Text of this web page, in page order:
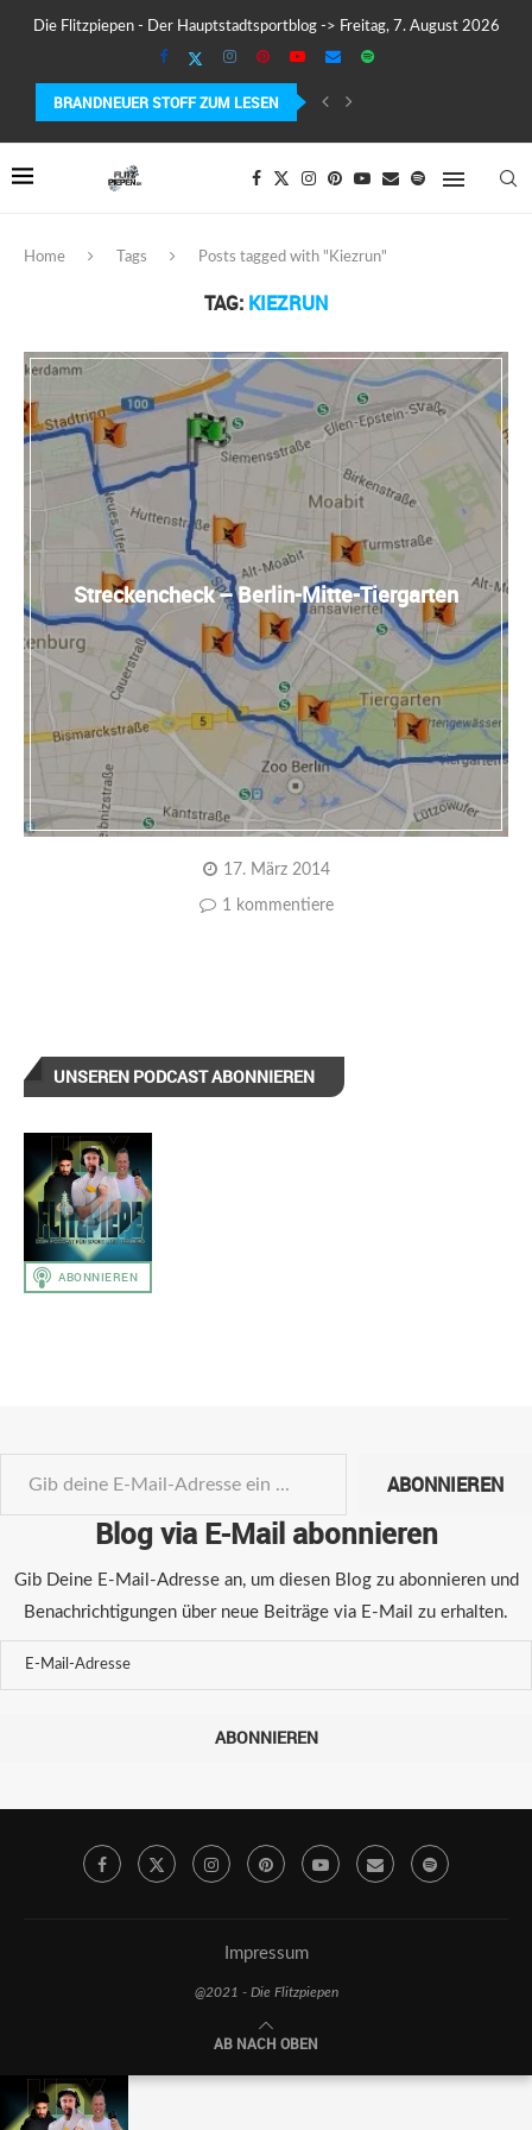
Die Flitzpiepen - Der Hauptstadtsportblog -> Freitag, 7. August 2026
BRANDNEUER STOFF ZUM LESEN
COROS PACE 4 IM TEST – LEICHT, SCHNELL...
Home Tags Posts tagged with "Kiezrun"
TAG: KIEZRUN
Streckencheck – Berlin-Mitte-Tiergarten
17. März 2014
1 kommentiere
UNSEREN PODCAST ABONNIEREN
ABONNIEREN
Blog via E-Mail abonnieren
Gib Deine E-Mail-Adresse an, um diesen Blog zu abonnieren und
Benachrichtigungen über neue Beiträge via E-Mail zu erhalten.
ABONNIEREN
Impressum
@2021 - Die Flitzpiepen
AB NACH OBEN